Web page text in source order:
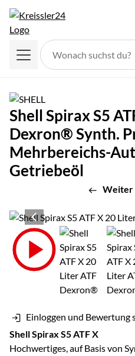
Shell Spirax S5
Dexron® Synth.
Mehrbereichs-
Getriebeöl
Weiter
Produktgalerie
Zur Kaufbox springen
Einloggen und Bewertung
Shell Spirax S5 ATF X
Hochwertiges, auf Basis von